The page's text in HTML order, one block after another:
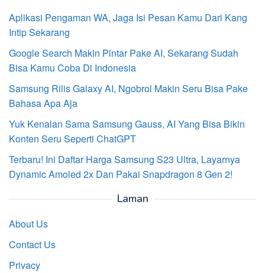
Aplikasi Pengaman WA, Jaga Isi Pesan Kamu Dari Kang
Intip Sekarang
Google Search Makin Pintar Pake AI, Sekarang Sudah
Bisa Kamu Coba Di Indonesia
Samsung Rilis Galaxy AI, Ngobrol Makin Seru Bisa Pake
Bahasa Apa Aja
Yuk Kenalan Sama Samsung Gauss, AI Yang Bisa Bikin
Konten Seru Seperti ChatGPT
Terbaru! Ini Daftar Harga Samsung S23 Ultra, Layarnya
Dynamic Amoled 2x Dan Pakai Snapdragon 8 Gen 2!
Laman
About Us
Contact Us
Privacy